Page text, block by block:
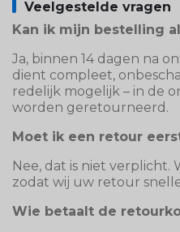
Veelgestelde vragen
Kan ik mijn bestelling
Ja, binnen 14 dagen na
dient compleet,
redelijk mogelijk – in de
worden geretourneerd.
Moet ik een retour
Nee, dat is niet verplicht.
zodat wij uw retour
Wie betaalt de